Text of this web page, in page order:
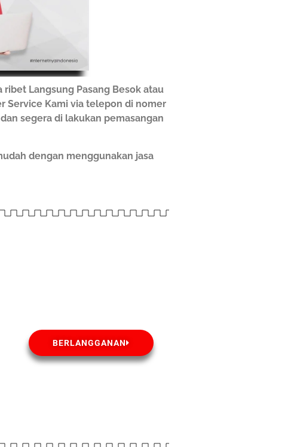
Langsung Pasang Besok atau
Service Kami via telepon di nomer
segera di lakukan pemasangan
dengan menggunakan jasa
BERLANGGANAN